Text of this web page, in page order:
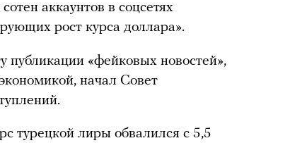
аккаунтов в соцсетях
рост курса доллара».
публикации «фейковых новостей»,
начал Совет
турецкой лиры обвалился с 5,5